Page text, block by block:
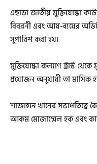
এছাড়া জাতীয় মুক্তিযোদ্ধা
বিবরনী এবং আয়-ব্যয়ের
সুপারিশ করা হয়।
মুক্তিযোদ্ধা কল্যাণ ট্রাস্ট
প্রয়োজন অনুযায়ী তা মাসিক
শাজাহান খানের সভাপতিত্বে
আকম মোজাম্মেল হক এবং